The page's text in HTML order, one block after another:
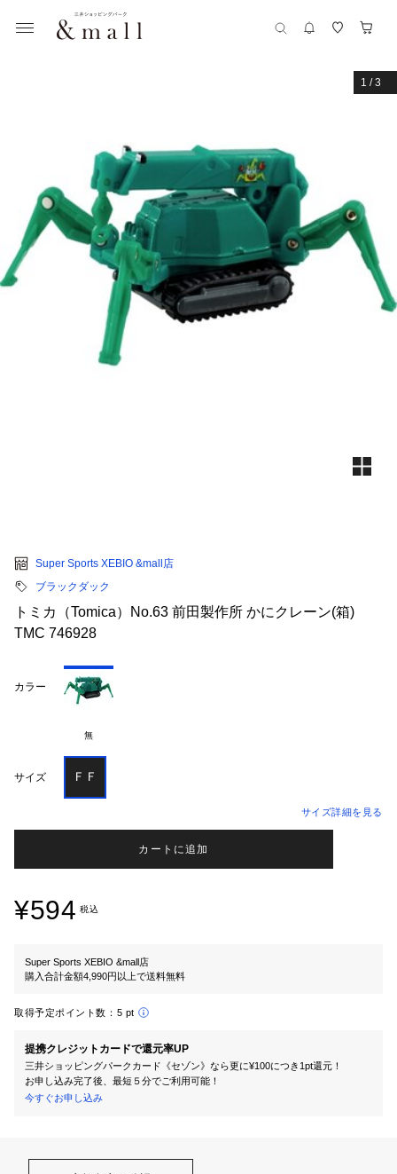
1 /3
Super Sports XEBIO &mall店
ブラックダック
トミカ（Tomica）No.63 前田製作所 かにクレーン(箱)
TMC 746928
カラー
無
サイズ ＦＦ
サイズ詳細を見る
カートに追加
¥594 税込
Super Sports XEBIO &mall店
購入合計金額4,990円以上で送料無料
取得予定ポイント数： 5 pt
提携クレジットカードで還元率UP
三井ショッピングパークカード《セゾン》なら更に¥100につき1pt還元！
お申し込み完了後、最短５分でご利用可能！
今すぐお申し込み